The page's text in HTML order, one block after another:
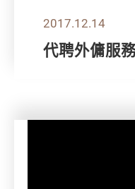
2017.12.14
代聘外傭服